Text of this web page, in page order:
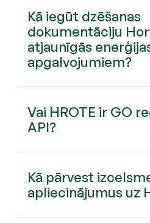
Kā iegūt dzēšanas
dokumentāciju
atjaunīgās
apgalvojumiem?
Vai HROTE ir GO
API?
Kā pārvest
apliecinājumus uz